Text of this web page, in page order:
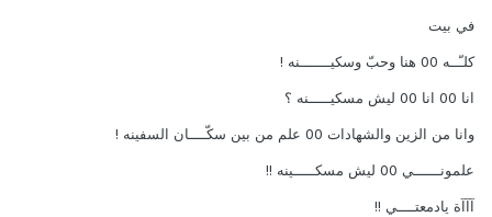
في بيت
كلـّــه 00 هنا وحبّ وسكيـــــــنه !
انا 00 انا 00 ليش مسكيـــــنه ؟
وانا من الزين والشهادات 00 علم من بين سكّــــان السفينه !
علمونــــــي 00 ليش مسكـــــينه !!
آآآة يادمعتــــي !!